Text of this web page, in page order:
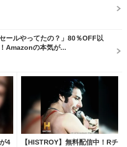
ールやってたの？」80％OFF以
Amazonの本気が...
4
【HISTROY】無料配信中！Rチ